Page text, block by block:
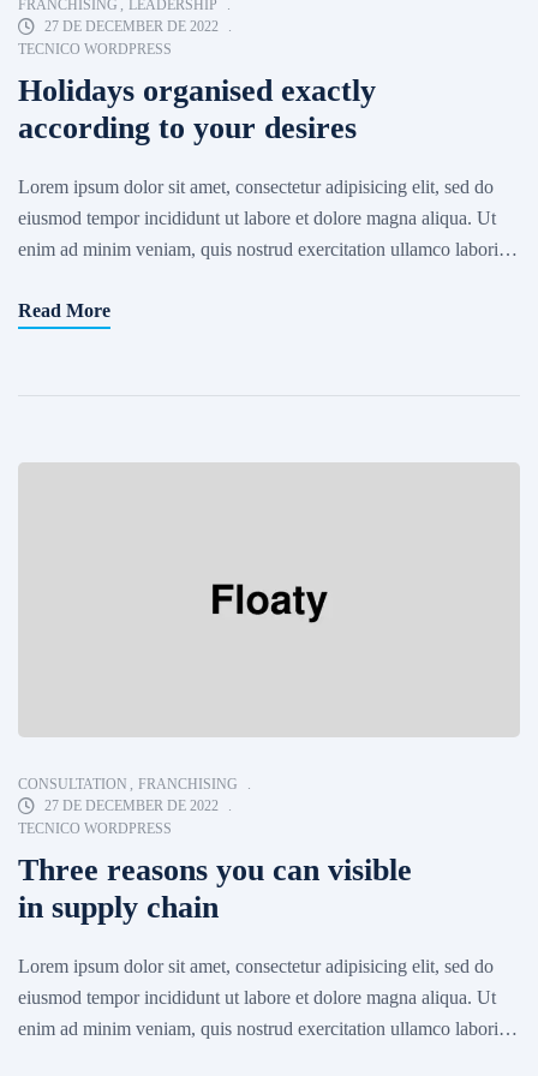
FRANCHISING , LEADERSHIP
27 DE DECEMBER DE 2022
TECNICO WORDPRESS
Holidays organised exactly
according to your desires
Lorem ipsum dolor sit amet, consectetur adipisicing elit, sed do
eiusmod tempor incididunt ut labore et dolore magna aliqua. Ut
enim ad minim veniam, quis nostrud exercitation ullamco laboris
cupidatat non proident, sunt in culpa qui officia deserunt mollit
Read More
CONSULTATION , FRANCHISING
27 DE DECEMBER DE 2022
TECNICO WORDPRESS
Three reasons you can visible
in supply chain
Lorem ipsum dolor sit amet, consectetur adipisicing elit, sed do
eiusmod tempor incididunt ut labore et dolore magna aliqua. Ut
enim ad minim veniam, quis nostrud exercitation ullamco laboris